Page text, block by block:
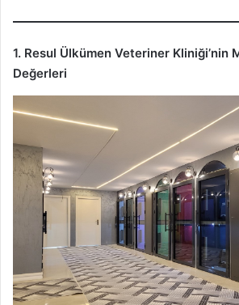
1. Resul Ülkümen Veteriner Kliniği’nin
Değerleri